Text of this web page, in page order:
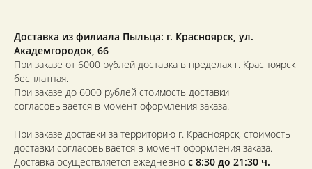
Доставка из филиала Пыльца: г. Красноярск, ул.
Академгородок, 66
При заказе от 6000 рублей доставка в пределах г. Красноярск
бесплатная.
При заказе до 6000 рублей стоимость доставки
согласовывается в момент оформления заказа.
При заказе доставки за территорию г. Красноярск, стоимость
доставки согласовывается в момент оформления заказа.
Доставка осуществляется ежедневно с 8:30 до 21:30 ч.